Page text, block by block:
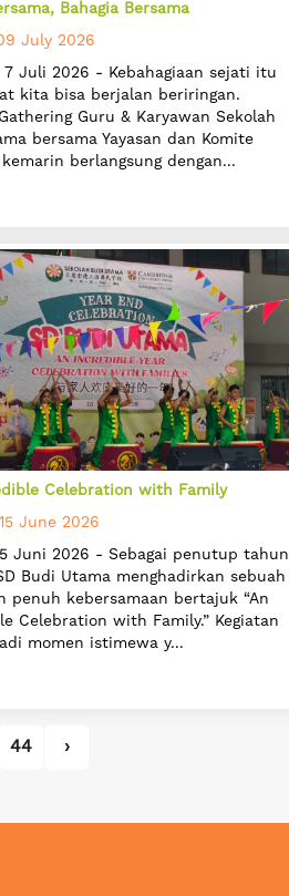
Bahagia Bersama
July 2026
7 Juli 2026 - Kebahagiaan sejati itu
kita bisa berjalan beriringan.
Guru & Karyawan Sekolah
bersama Yayasan dan Komite
berlangsung dengan...
Celebration with Family
June 2026
Juni 2026 - Sebagai penutup tahun
Budi Utama menghadirkan sebuah
penuh kebersamaan bertajuk “An
Celebration with Family.” Kegiatan
momen istimewa y...
44 ›